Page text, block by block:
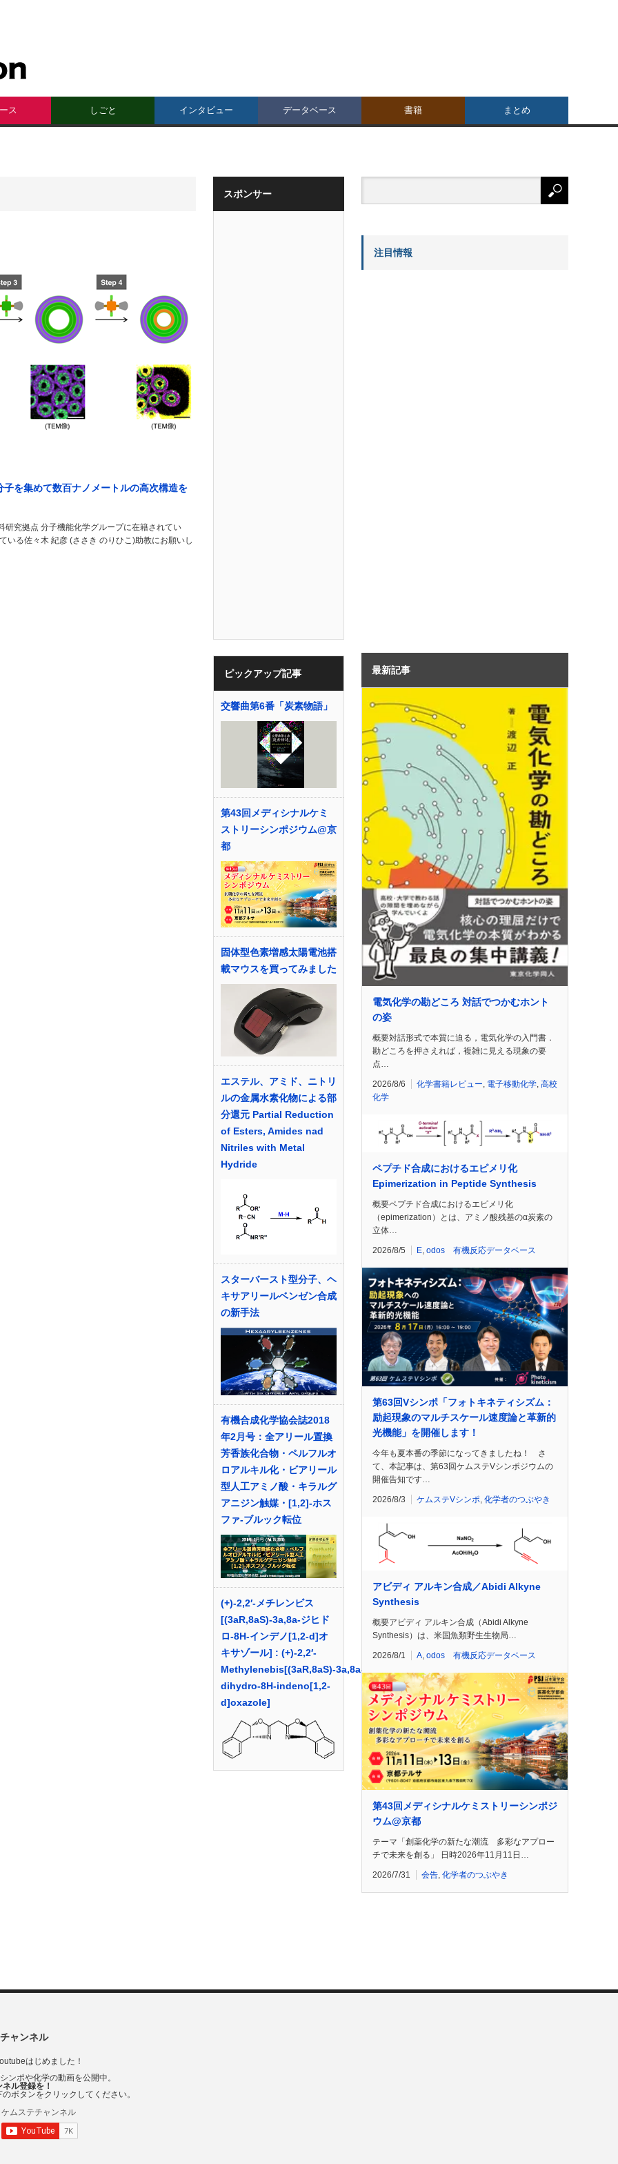
ス しごと インタビュー データベース 書籍 まとめ
を集めて数百ナノメートルの高次構造を
究拠点 分子機能化学グループに在籍されてい
いる佐々木 紀彦 (ささき のりひこ)助教にお願いし
スポンサー
ピックアップ記事
交響曲第6番「炭素物語」
第43回メディシナルケミ
ストリーシンポジウム@京
都
固体型色素増感太陽電池搭
載マウスを買ってみました
エステル、アミド、ニトリ
ルの金属水素化物による部
分還元 Partial Reduction
of Esters, Amides nad
Nitriles with Metal
Hydride
スターバースト型分子、ヘ
キサアリールベンゼン合成
の新手法
有機合成化学協会誌2018
年2月号：全アリール置換
芳香族化合物・ペルフルオ
ロアルキル化・ビアリール
型人工アミノ酸・キラルグ
アニジン触媒・[1,2]-ホス
ファ-ブルック転位
(+)-2,2′-メチレンビス
[(3aR,8aS)-3a,8a-ジヒド
ロ-8H-インデノ[1,2-d]オ
キサゾール] : (+)-2,2′-
Methylenebis[(3aR,8aS)-3a,8a-
dihydro-8H-indeno[1,2-
d]oxazole]
注目情報
最新記事
電気化学の勘どころ 対話でつかむホント
の姿
概要対話形式で本質に迫る，電気化学の入門書．
勘どころを押さえれば，複雑に見える現象の要
点…
2026/8/6 化学書籍レビュー, 電子移動化学, 高校
化学
ペプチド合成におけるエピメリ化
Epimerization in Peptide Synthesis
概要ペプチド合成におけるエピメリ化
（epimerization）とは、アミノ酸残基のα炭素の
立体…
2026/8/5 E, odos 有機反応データベース
第63回Vシンポ「フォトキネティシズム：
励起現象のマルチスケール速度論と革新的
光機能」を開催します！
今年も夏本番の季節になってきましたね！ さ
て、本記事は、第63回ケムステVシンポジウムの
開催告知です…
2026/8/3 ケムステVシンポ 化学者のつぶやき
アビディ アルキン合成／Abidi Alkyne
Synthesis
概要アビディ アルキン合成（Abidi Alkyne
Synthesis）は、米国魚類野生生物局…
2026/8/1 A odos 有機反応データベース
第43回メディシナルケミストリーシンポジ
ウム@京都
テーマ「創薬化学の新たな潮流 多彩なアプロー
チで未来を創る」 日時2026年11月11日…
2026/7/31 会告, 化学者のつぶやき
ャンネル
はじめました！
ンポや化学の動画を公開中。
ル登録を！
ボタンをクリックしてください。